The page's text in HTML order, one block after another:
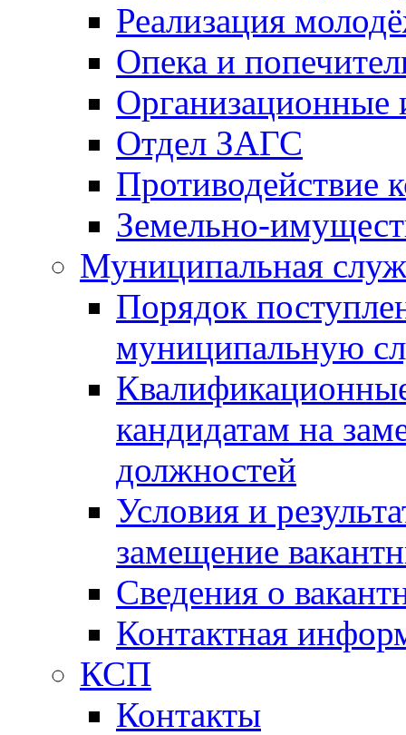
Реализация
Опека и
Отдел ЗАГС
Противодействие
Земельно-
Муниципальная
Порядок
муниципальную
кандидатам на
должностей
Условия и
замещение
Сведения о
Контактная
КСП
Контакты